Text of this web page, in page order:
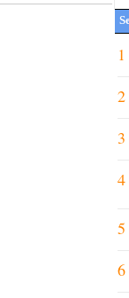
1
2
3
4
5
6